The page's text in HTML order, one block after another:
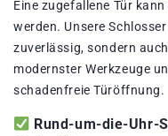
Eine zugefallene Tür
werden. Unsere
zuverlässig, sondern
modernster Werkzeuge
schadenfreie Türöffnung.
Rund-um-die-Uhr-